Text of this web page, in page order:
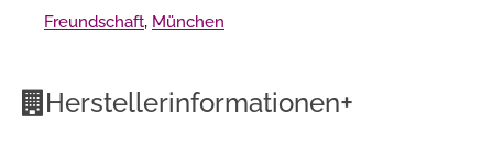
Freundschaft, München
Herstellerinformationen+